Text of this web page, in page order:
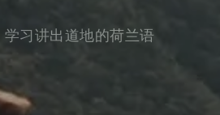
习讲出道地的荷兰语